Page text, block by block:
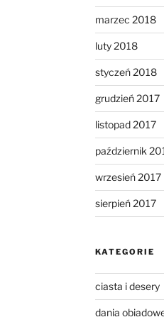
marzec 2018
luty 2018
styczeń 2018
grudzień 2017
listopad 2017
październik
wrzesień 2017
sierpień 2017
KATEGORIE
ciasta i desery
dania